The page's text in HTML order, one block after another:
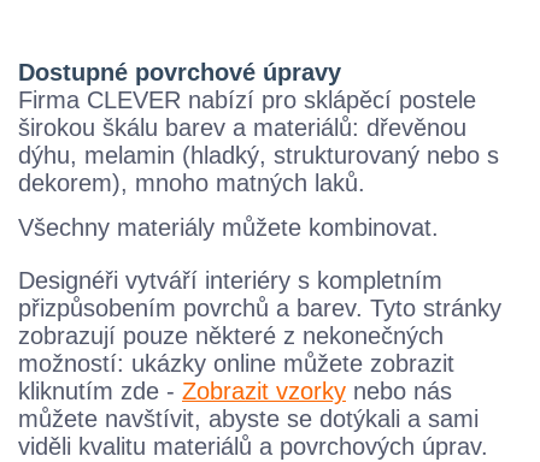
Dostupné povrchové úpravy
Firma CLEVER nabízí pro sklápěcí postele
širokou škálu barev a materiálů: dřevěnou
dýhu, melamin (hladký, strukturovaný nebo s
dekorem), mnoho matných laků.
Všechny materiály můžete kombinovat.
Designéři vytváří interiéry s kompletním
přizpůsobením povrchů a barev. Tyto stránky
zobrazují pouze některé z nekonečných
možností: ukázky online můžete zobrazit
kliknutím zde - Zobrazit vzorky nebo nás
můžete navštívit, abyste se dotýkali a sami
viděli kvalitu materiálů a povrchových úprav.